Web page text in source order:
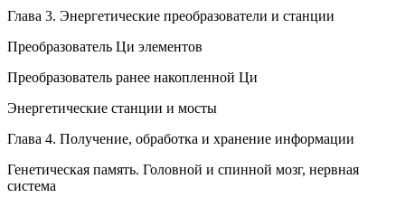
Глава 3. Энергетические преобразователи и станции
Преобразователь Ци элементов
Преобразователь ранее накопленной Ци
Энергетические станции и мосты
Глава 4. Получение, обработка и хранение информации
Генетическая память. Головной и спинной мозг, нервная
система